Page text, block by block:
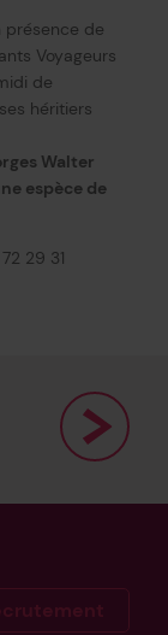
présence de
Voyageurs
de
héritiers
Walter
espèce de
29 31